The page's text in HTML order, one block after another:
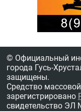
© Официальный
города Гусь-
защищены.
Средство
зарегистрировано
свидетельство ЭЛ